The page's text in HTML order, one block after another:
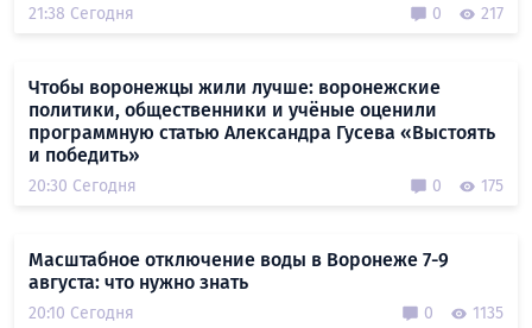
21:38 Сегодня 0 217
Чтобы воронежцы жили лучше: воронежские
политики, общественники и учёные оценили
программную статью Александра Гусева «Выстоять
и победить»
20:30 Сегодня 0 175
Масштабное отключение воды в Воронеже 7-9
августа: что нужно знать
20:10 Сегодня 0 1135